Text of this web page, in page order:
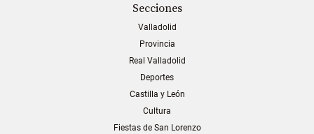
Secciones
Valladolid
Provincia
Real Valladolid
Deportes
Castilla y León
Cultura
Fiestas de San Lorenzo